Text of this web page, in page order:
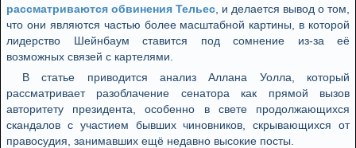
рассматриваются обвинения Тельес , и делается вывод о том,
что они являются частью более масштабной картины, в которой
лидерство Шейнбаум ставится под сомнение из-за её
возможных связей с картелями.
В статье приводится анализ Аллана Уолла, который
рассматривает разоблачение сенатора как прямой вызов
авторитету президента, особенно в свете продолжающихся
скандалов с участием бывших чиновников, скрывающихся от
правосудия, занимавших ещё недавно высокие посты.